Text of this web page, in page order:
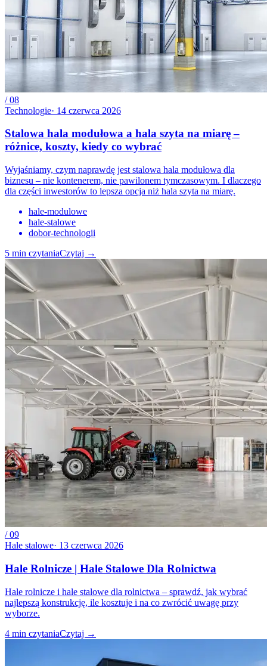
/08
Technologie· 14 czerwca 2026
Stalowa hala modułowa a hala szyta na miarę –
różnice, koszty, kiedy co wybrać
Wyjaśniamy, czym naprawdę jest stalowa hala modułowa dla
biznesu – nie kontenerem, nie pawilonem tymczasowym. I dlaczego
dla części inwestorów to lepsza opcja niż hala szyta na miarę.
hale-modulowe
hale-stalowe
dobor-technologii
5 min czytaniaCzytaj →
/09
Hale stalowe· 13 czerwca 2026
Hale Rolnicze | Hale Stalowe Dla Rolnictwa
Hale rolnicze i hale stalowe dla rolnictwa – sprawdź, jak wybrać
najlepszą konstrukcję, ile kosztuje i na co zwrócić uwagę przy
wyborze.
4 min czytaniaCzytaj →